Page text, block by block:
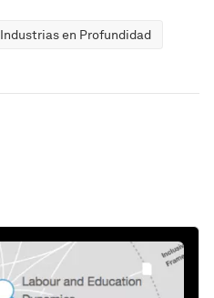
Industrias en Profundidad